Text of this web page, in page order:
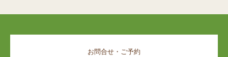
お問合せ・ご予約